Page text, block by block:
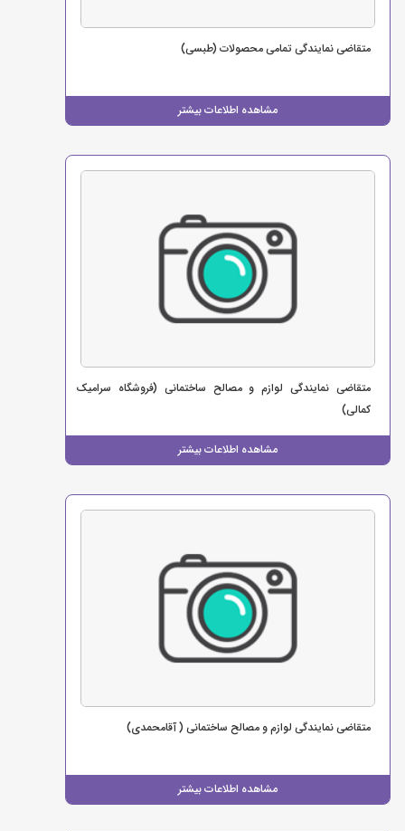
مشاهده اطلاعات بیشتر
متقاضی نمایندگی تمامی محصولات (طبسی)
مشاهده اطلاعات بیشتر
متقاضی نمایندگی لوازم و مصالح ساختمانی (فروشگاه سرامیک
کمالی)
مشاهده اطلاعات بیشتر
متقاضی نمایندگی لوازم و مصالح ساختمانی ( آقامحمدی)